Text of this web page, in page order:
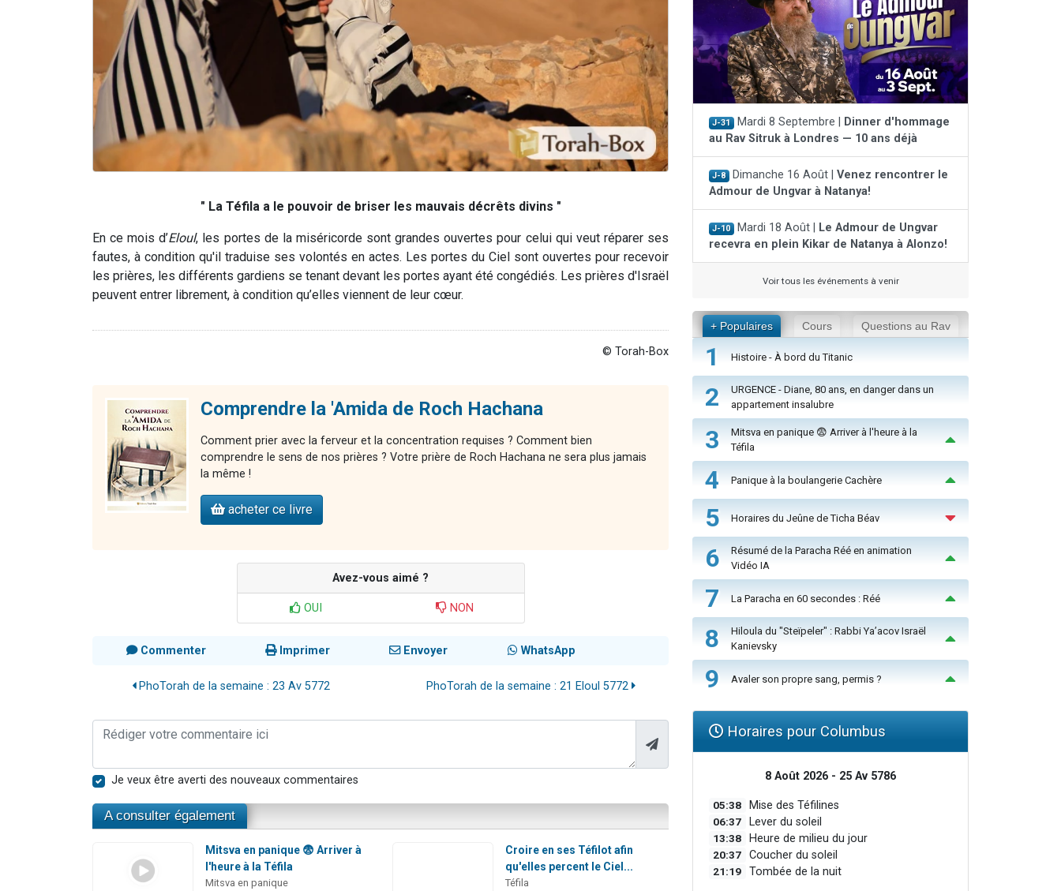
" La Téfila a le pouvoir de briser les mauvais décrêts divins "
En ce mois d’Eloul, les portes de la miséricorde sont grandes ouvertes pour celui qui veut réparer ses
fautes, à condition qu'il traduise ses volontés en actes. Les portes du Ciel sont ouvertes pour recevoir
les prières, les différents gardiens se tenant devant les portes ayant été congédiés. Les prières d'Israël
peuvent entrer librement, à condition qu’elles viennent de leur cœur.
© Torah-Box
Comprendre la 'Amida de Roch Hachana
Comment prier avec la ferveur et la concentration requises ? Comment bien
comprendre le sens de nos prières ? Votre prière de Roch Hachana ne sera plus jamais
la même !
acheter ce livre
Avez-vous aimé ?
OUI NON
Commenter Imprimer Envoyer WhatsApp
PhoTorah de la semaine : 23 Av 5772 PhoTorah de la semaine : 21 Eloul 5772
Je veux être averti des nouveaux commentaires
A consulter également
Mitsva en panique 😨 Arriver à
l'heure à la Téfila
Mitsva en panique
Croire en ses Téfilot afin
qu'elles percent le Ciel...
Téfila
J-31 Mardi 8 Septembre |
Dinner d'hommage
au Rav Sitruk à Londres — 10 ans déjà
J-8 Dimanche 16 Août | Venez rencontrer le
Admour de Ungvar à Natanya!
J-10 Mardi 18 Août |
Le Admour de Ungvar
recevra en plein Kikar de Natanya à Alonzo!
Voir tous les événements à venir
+ Populaires Cours Questions au Rav
1 Histoire - À bord du Titanic
2
URGENCE - Diane, 80 ans, en danger dans un
appartement insalubre
3
Mitsva en panique 😨 Arriver à l'heure à la
Téfila
4 Panique à la boulangerie Cachère
5 Horaires du Jeûne de Ticha Béav
6
Résumé de la Paracha Réé en animation
Vidéo IA
7 La Paracha en 60 secondes : Réé
8
Hiloula du "Steïpeler" : Rabbi Ya’acov Israël
Kanievsky
9 Avaler son propre sang, permis ?
Horaires pour Columbus
8 Août 2026 - 25 Av 5786
05:38 Mise des Téfilines
06:37 Lever du soleil
13:38 Heure de milieu du jour
20:37 Coucher du soleil
21:19 Tombée de la nuit